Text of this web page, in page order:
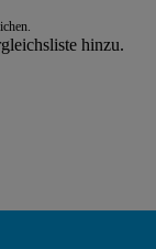
hinzu.